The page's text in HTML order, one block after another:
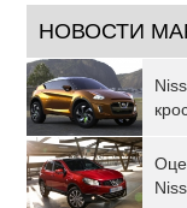
НОВОСТИ